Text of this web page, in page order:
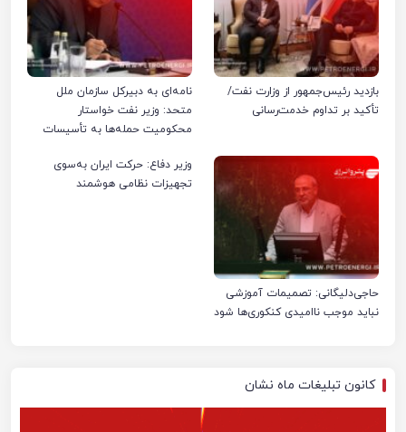
بازدید رئیس‌جمهور از وزارت نفت/
تأکید بر تداوم خدمت‌رسانی
نامه‌ای به دبیرکل سازمان ملل
متحد: وزیر نفت خواستار
محکومیت حمله‌ها به تأسیسات
حاجی‌دلیگانی: تصمیمات آموزشی
نباید موجب ناامیدی کنکوری‌ها شود
وزیر دفاع: حرکت ایران به‌سوی
تجهیزات نظامی هوشمند
کانون تبلیغات ماه نشان